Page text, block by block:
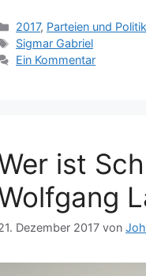
Kategorien
2017, Parteien und Politik
Schlagwörter
Sigmar Gabriel
Ein Kommentar
ist
Dezember 2017 von